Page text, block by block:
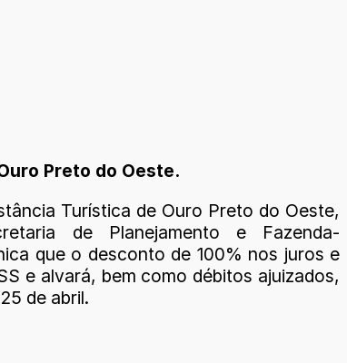
Preto do Oeste.
Turística de Ouro Preto do Oeste,
de Planejamento e Fazenda-
que o desconto de 100% nos juros e
e alvará, bem como débitos ajuizados,
de abril.